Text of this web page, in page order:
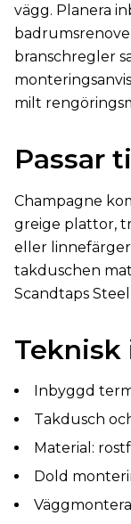
vägg. Planera
branschregler
milt
Passar
Champagne
greige plattor,
eller
takduschen
Scandtaps
Inbyggd
Takdusch
Material:
Dold